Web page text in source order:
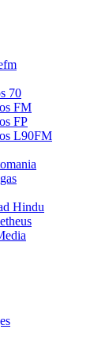
70
FM
FP
L90FM
Hindu